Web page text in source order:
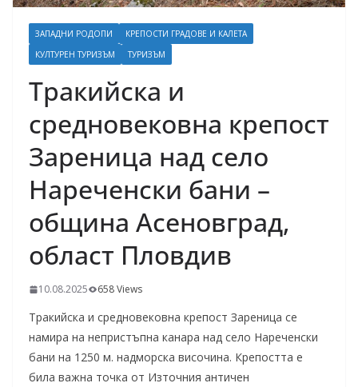
ЗАПАДНИ РОДОПИ
КРЕПОСТИ ГРАДОВЕ И КАЛЕТА
КУЛТУРЕН ТУРИЗЪМ
ТУРИЗЪМ
Тракийска и
средновековна крепост
Зареница над село
Нареченски бани –
община Асеновград,
област Пловдив
10.08.2025 658 Views
Тракийска и средновековна крепост Зареница се
намира на непристъпна канара над село Нареченски
бани на 1250 м. надморска височина. Крепостта е
била важна точка от Източния античен